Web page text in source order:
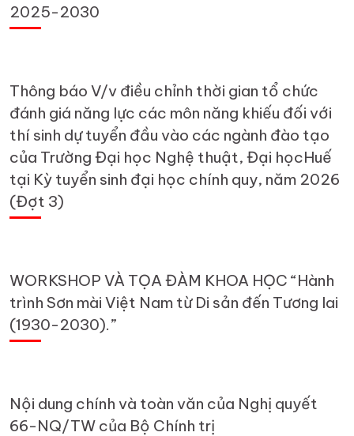
2025-2030
Thông báo V/v điều chỉnh thời gian tổ chức
đánh giá năng lực các môn năng khiếu đối với
thí sinh dự tuyển đầu vào các ngành đào tạo
của Trường Đại học Nghệ thuật, Đại họcHuế
tại Kỳ tuyển sinh đại học chính quy, năm 2026
(Đợt 3)
WORKSHOP VÀ TỌA ĐÀM KHOA HỌC “Hành
trình Sơn mài Việt Nam từ Di sản đến Tương lai
(1930-2030).”
Nội dung chính và toàn văn của Nghị quyết
66-NQ/TW của Bộ Chính trị